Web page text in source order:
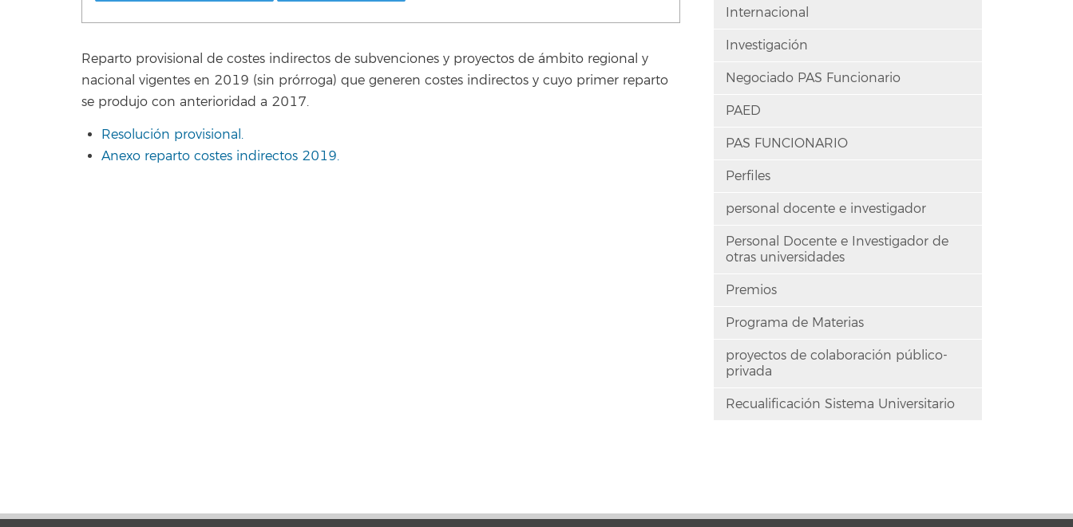
Reparto provisional de costes indirectos de subvenciones y proyectos de ámbito regional y
nacional vigentes en 2019 (sin prórroga) que generen costes indirectos y cuyo primer reparto
se produjo con anterioridad a 2017.
Resolución provisional.
Anexo reparto costes indirectos 2019.
Internacional
Investigación
Negociado PAS Funcionario
PAED
PAS FUNCIONARIO
Perfiles
personal docente e investigador
Personal Docente e Investigador de
otras universidades
Premios
Programa de Materias
proyectos de colaboración público-
privada
Recualificación Sistema Universitario